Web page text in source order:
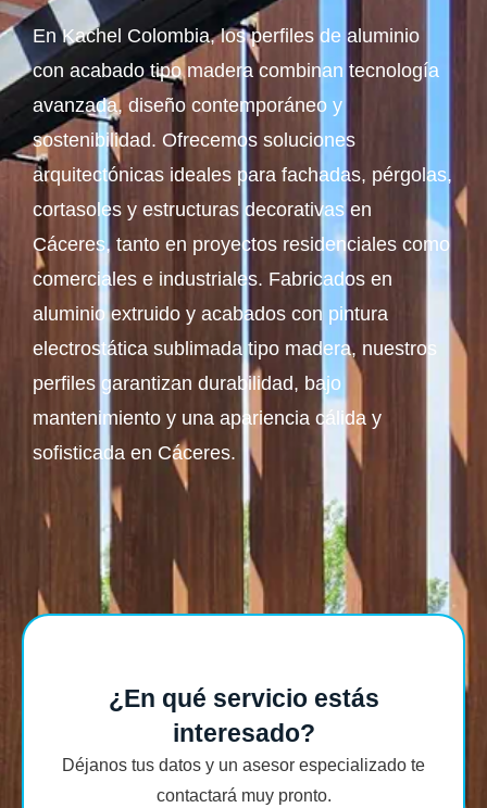
En Kachel Colombia, los perfiles de aluminio
con acabado tipo madera combinan tecnología
avanzada, diseño contemporáneo y
sostenibilidad. Ofrecemos soluciones
arquitectónicas ideales para fachadas, pérgolas,
cortasoles y estructuras decorativas en
Cáceres, tanto en proyectos residenciales como
comerciales e industriales. Fabricados en
aluminio extruido y acabados con pintura
electrostática sublimada tipo madera, nuestros
perfiles garantizan durabilidad, bajo
mantenimiento y una apariencia cálida y
sofisticada en Cáceres.
¿En qué servicio estás
interesado?
Déjanos tus datos y un asesor especializado te
contactará muy pronto.